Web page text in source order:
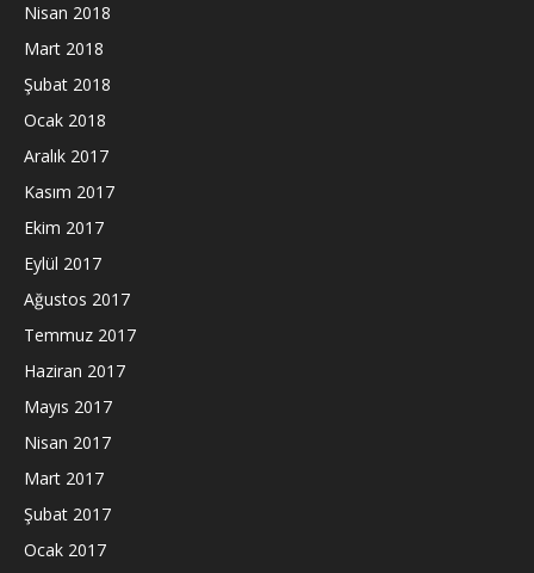
Nisan 2018
Mart 2018
Şubat 2018
Ocak 2018
Aralık 2017
Kasım 2017
Ekim 2017
Eylül 2017
Ağustos 2017
Temmuz 2017
Haziran 2017
Mayıs 2017
Nisan 2017
Mart 2017
Şubat 2017
Ocak 2017